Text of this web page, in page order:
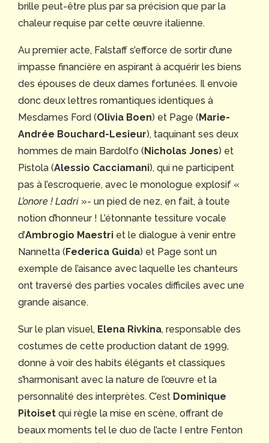
brille peut-être plus par sa précision que par la
chaleur requise par cette œuvre italienne.
Au premier acte, Falstaff s’efforce de sortir d’une
impasse financière en aspirant à acquérir les biens
des épouses de deux dames fortunées. Il envoie
donc deux lettres romantiques identiques à
Mesdames Ford (Olivia Boen) et Page ( Marie-
Andrée Bouchard-Lesieur), taquinant ses deux
hommes de main Bardolfo ( Nicholas Jones) et
Pistola (Alessio Cacciamani), qui ne participent
pas à l’escroquerie, avec le monologue explosif «
L’onore ! Ladri »- un pied de nez, en fait, à toute
notion d’honneur ! L’étonnante tessiture vocale
d’Ambrogio Maestri et le dialogue à venir entre
Nannetta ( Federica Guida) et Page sont un
exemple de l’aisance avec laquelle les chanteurs
ont traversé des parties vocales difficiles avec une
grande aisance.
Sur le plan visuel, Elena Rivkina, responsable des
costumes de cette production datant de 1999,
donne à voir des habits élégants et classiques
s’harmonisant avec la nature de l’œuvre et la
personnalité des interprètes. C’est Dominique
Pitoiset qui règle la mise en scène, offrant de
beaux moments tel le duo de l’acte I entre Fenton